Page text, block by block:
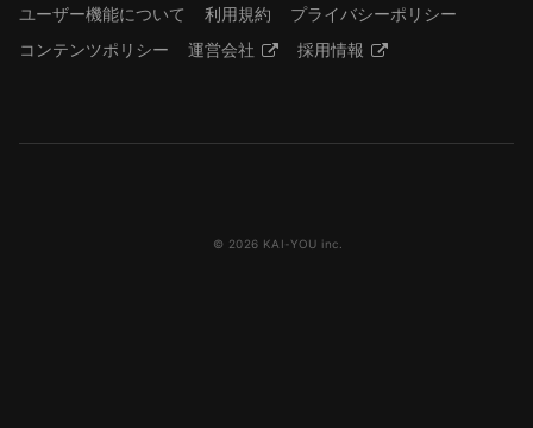
ユーザー機能について
利用規約
プライバシーポリシー
コンテンツポリシー
運営会社 採用情報
© 2026 KAI-YOU inc.